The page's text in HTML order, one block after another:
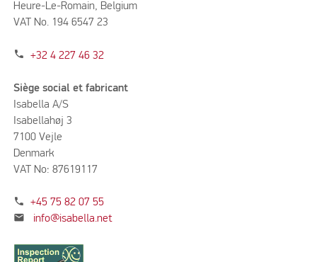
Heure-Le-Romain, Belgium
VAT No. 194 6547 23
phone +32 4 227 46 32
Siège social et fabricant
Isabella A/S
Isabellahøj 3
7100 Vejle
Denmark
VAT No: 87619117
phone +45 75 82 07 55
mail info@isabella.net